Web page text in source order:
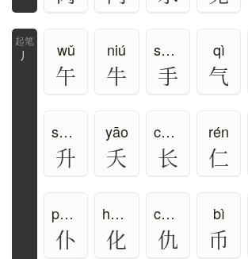
丿 wǔ
午
niú
牛
shǒu
手
qì
气
shēng
升
yāo
夭
cháng、zhǎng
长
rén
仁
pū、pú
仆
huà、huā
化
chóu、qiú
仇
bì
币